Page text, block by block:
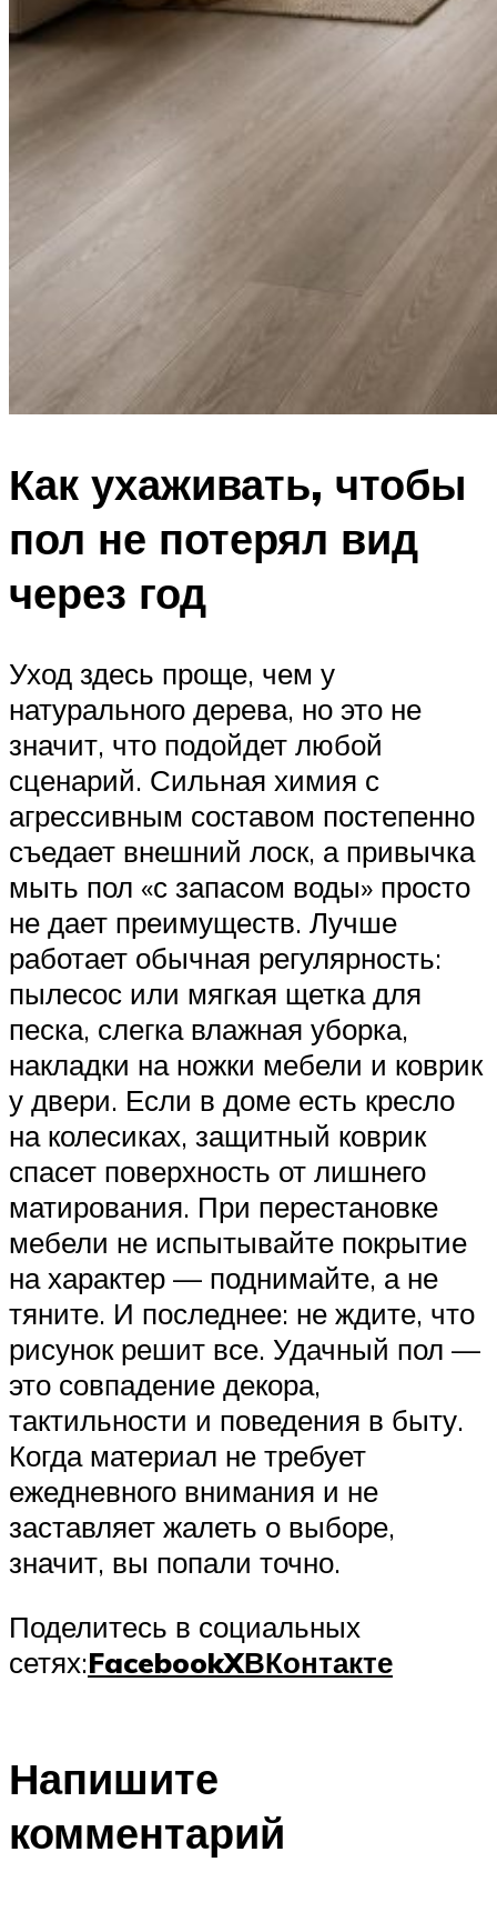
Как ухаживать, чтобы
пол не потерял вид
через год
Уход здесь проще, чем у
натурального дерева, но это не
значит, что подойдет любой
сценарий. Сильная химия с
агрессивным составом постепенно
съедает внешний лоск, а привычка
мыть пол «с запасом воды» просто
не дает преимуществ. Лучше
работает обычная регулярность:
пылесос или мягкая щетка для
песка, слегка влажная уборка,
накладки на ножки мебели и коврик
у двери. Если в доме есть кресло
на колесиках, защитный коврик
спасет поверхность от лишнего
матирования. При перестановке
мебели не испытывайте покрытие
на характер — поднимайте, а не
тяните. И последнее: не ждите, что
рисунок решит все. Удачный пол —
это совпадение декора,
тактильности и поведения в быту.
Когда материал не требует
ежедневного внимания и не
заставляет жалеть о выборе,
значит, вы попали точно.
Поделитесь в социальных
сетях:FacebookXВКонтакте
Напишите
комментарий